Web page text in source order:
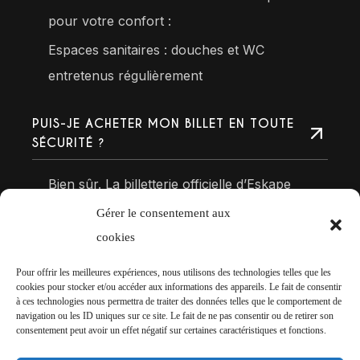
Gérer le consentement aux
cookies
Pour offrir les meilleures expériences, nous utilisons des technologies telles que les
cookies pour stocker et/ou accéder aux informations des appareils. Le fait de consentir
à ces technologies nous permettra de traiter des données telles que le comportement de
navigation ou les ID uniques sur ce site. Le fait de ne pas consentir ou de retirer son
consentement peut avoir un effet négatif sur certaines caractéristiques et fonctions.
pour votre confort :
Espaces sanitaires : douches et WC
entretenus régulièrement
PUIS-JE ACHETER MON BILLET EN TOUTE
SÉCURITÉ ?
Bien sûr. La billetterie officielle d’Eskape
Festival est sécurisée et gérée par une
plateforme de confiance (Shotgun). Tous les
cryptage conformes aux normes bancaires,
garantissant la confidentialité de vos données.
Une fois votre achat validé, votre billet vous